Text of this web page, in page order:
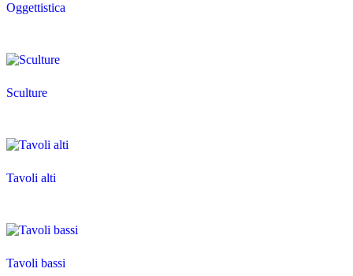
Oggettistica
Sculture
Tavoli alti
Tavoli bassi